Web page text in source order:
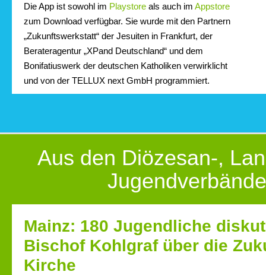
Die App ist sowohl im Playstore als auch im Appstore
zum Download verfügbar. Sie wurde mit den Partnern
„Zukunftswerkstatt“ der Jesuiten in Frankfurt, der
Berateragentur „XPand Deutschland“ und dem
Bonifatiuswerk der deutschen Katholiken verwirklicht
und von der TELLUX next GmbH programmiert.
Aus den Diözesan-,
Mainz: 180 Jugendliche
Bischof Kohlgraf über die
Kirche